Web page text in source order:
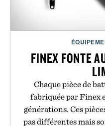
FINEX FONTE
Chaque pièce de
fabriquée par Finex
générations. Ces
pas différentes mais